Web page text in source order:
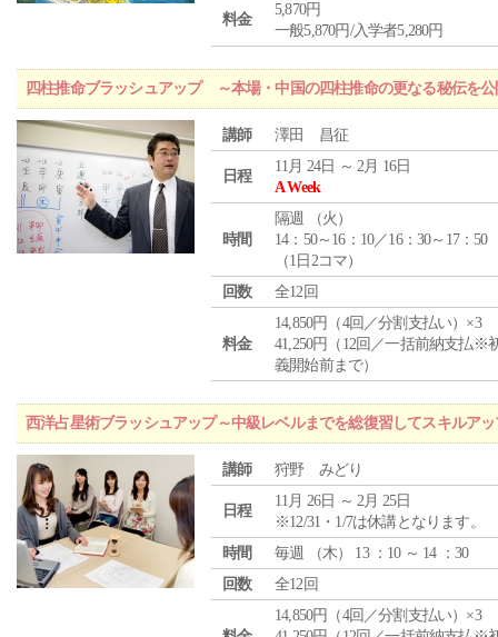
料金
5,870円
一般5,870円/入学者5,280円
四柱推命ブラッシュアップ ～本場・中国の四柱推命の更なる秘伝を
講師 澤田 昌征
日程
11月 24日 ～ 2月 16日
A Week
時間
隔週 （火 ）
14：50～16：10／16：30～17：50
（1日2コマ）
回数
全12回
料金
14,850円（4回／分割支払い）×3
41,250円（12回／一括前納支払※
義開始前まで）
西洋占星術ブラッシュアップ～中級レベルまでを総復習してスキルア
講師 狩野 みどり
日程
11月 26日 ～ 2月 25日
※12/31・1/7は休講となります。
時間
毎週 （木） 13 ：10 ～ 14 ：30
回数
全12回
14,850円（4回／分割支払い）×3